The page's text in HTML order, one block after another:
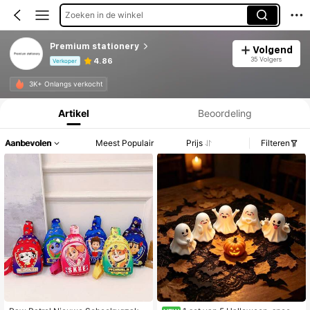
Zoeken in de winkel
Premium stationery
Verkoper 4.86
Volgend
35 Volgers
3K+ Onlangs verkocht
Productinformatie: Prijsopenbaring, Verkoop- en Voorraadgegevens.
Artikel Beoordeling
Aanbevolen Meest Populair Prijs Filteren